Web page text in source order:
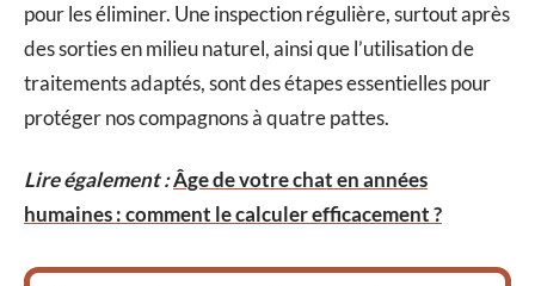
pour les éliminer. Une inspection régulière, surtout après
des sorties en milieu naturel, ainsi que l’utilisation de
traitements adaptés, sont des étapes essentielles pour
protéger nos compagnons à quatre pattes.
Lire également :Âge de votre chat en années
humaines : comment le calculer efficacement ?